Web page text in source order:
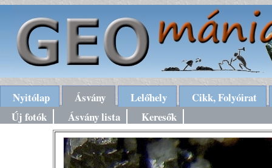
Nyitólap Ásvány Lelőhely
Cikk, Folyóirat
Új fotók
Ásvány lista Keresők